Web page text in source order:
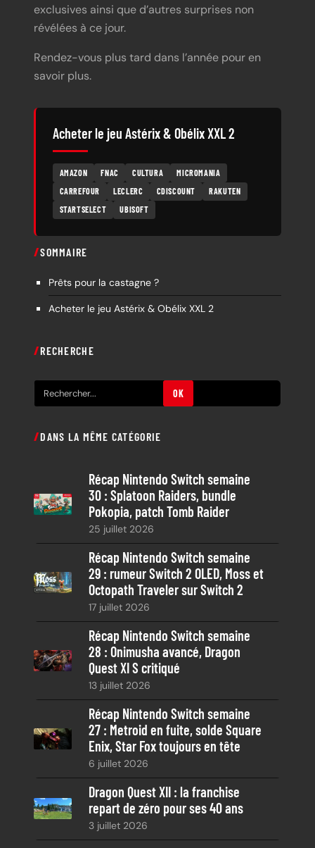
exclusives ainsi que d’autres surprises non
révélées à ce jour.
Rendez-vous plus tard dans l’année pour en
savoir plus.
Acheter le jeu Astérix & Obélix XXL 2
AMAZON FNAC CULTURA
MICROMANIA
CARREFOUR
LECLERC CDISCOUNT
RAKUTEN
STARTSELECT
UBISOFT
SOMMAIRE
Prêts pour la castagne ?
Acheter le jeu Astérix & Obélix XXL 2
RECHERCHE
e
h
c
h
OK
DANS LA MÊME CATÉGORIE
Récap Nintendo Switch semaine
30 : Splatoon Raiders, bundle
Pokopia, patch Tomb Raider
25 juillet 2026
Récap Nintendo Switch semaine
29 : rumeur Switch 2 OLED, Moss et
Octopath Traveler sur Switch 2
17 juillet 2026
Récap Nintendo Switch semaine
28 : Onimusha avancé, Dragon
Quest XI S critiqué
13 juillet 2026
Récap Nintendo Switch semaine
27 : Metroid en fuite, solde Square
Enix, Star Fox toujours en tête
6 juillet 2026
Dragon Quest XII : la franchise
repart de zéro pour ses 40 ans
3 juillet 2026